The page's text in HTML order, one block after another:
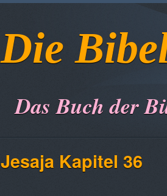
Die
Das Buch der
Jesaja Kapitel 36